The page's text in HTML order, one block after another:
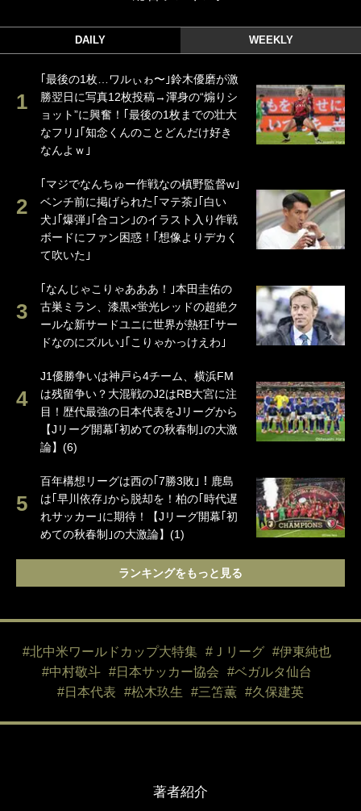
DAILY WEEKLY
｢最後の1枚…ワルぃゎ〜｣鈴木優磨が激
勝翌日に写真12枚投稿→渾身の“煽りシ
ョット”に興奮！｢最後の1枚までの壮大
なフリ｣｢知念くんのことどんだけ好き
なんよｗ｣
｢マジでなんちゅー作戦なの槙野監督w｣
ベンチ前に掲げられた｢マテ茶｣｢白い
犬｣｢爆弾｣｢合コン｣のイラスト入り作戦
ボードにファン困惑！｢想像よりデカく
て吹いた｣
｢なんじゃこりゃあああ！｣本田圭佑の
古巣ミラン、漆黒×蛍光レッドの超絶ク
ールな新サードユニに世界が熱狂｢サー
ドなのにズルい｣｢こりゃかっけえわ｣
J1優勝争いは神戸ら4チーム、横浜FM
は残留争い？大混戦のJ2はRB大宮に注
目！歴代最強の日本代表をJリーグから
【Jリーグ開幕｢初めての秋春制｣の大激
論】(6)
百年構想リーグは西の｢7勝3敗｣！鹿島
は｢早川依存｣から脱却を！柏の｢時代遅
れサッカー｣に期待！【Jリーグ開幕｢初
めての秋春制｣の大激論】(1)
ランキングをもっと見る
#北中米ワールドカップ大特集 #Ｊリーグ
#伊東純也
#中村敬斗
#日本サッカー協会
#ベガルタ仙台
#日本代表
#松木玖生 #三笘薫 #久保建英
著者紹介